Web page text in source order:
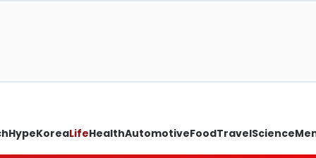
HypeKoreaLifeHealthAutomotiveFoodTravelScience